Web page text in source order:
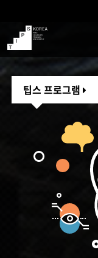
TIPS
팁스 프로그램